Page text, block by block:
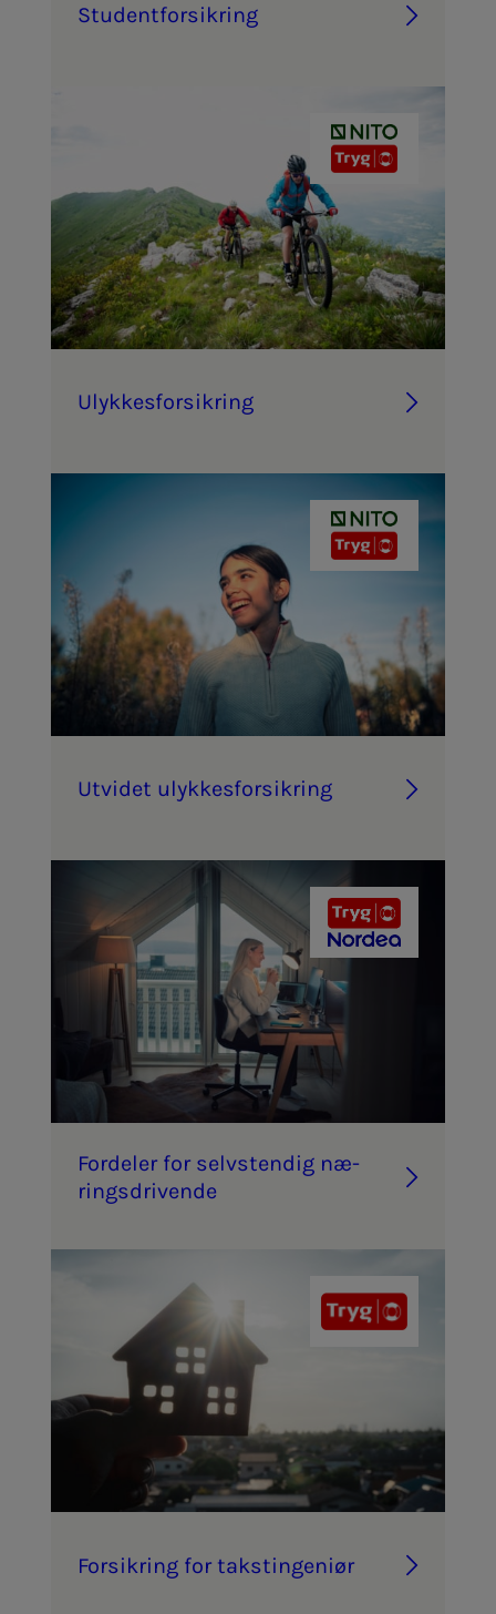
Stu­­­den­t­­­for­­­sik­ring
Ulyk­­­kes­­­for­­­sik­ring
Ut­vi­­­det ulyk­­­kes­­­for­­­sik­ring
For­­­de­­­ler for selv­­­s­­ten­­­dig næ­­­
rings­­­dri­­­ven­­­de
For­­­sik­ring for taks­t­in­­­ge­­­ni­ør